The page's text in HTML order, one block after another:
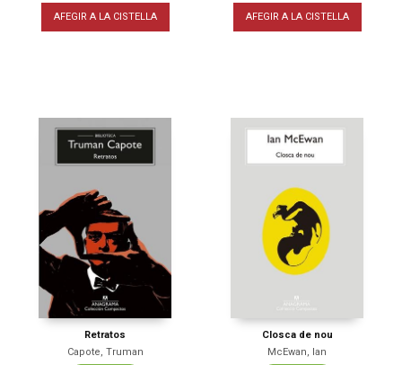
AFEGIR A LA CISTELLA AFEGIR A LA CISTELLA
Retratos
Capote, Truman
Closca de nou
McEwan, Ian